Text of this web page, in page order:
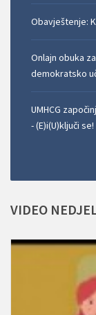
Obavještenje:
Onlajn obuka
demokratsko
UMHCG
- (E)i(U)ključi se!
VIDEO